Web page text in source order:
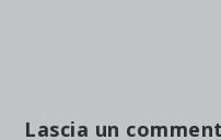
Lascia un